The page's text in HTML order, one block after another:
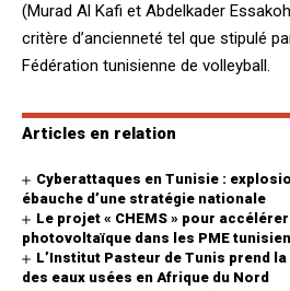
(Murad Al Kafi et Abdelkader
critère d’ancienneté tel que stipulé
Fédération tunisienne de volleyball.
Articles en relation
Cyberattaques en Tunisie :
ébauche d’une stratégie nationale
Le projet « CHEMS » pour
photovoltaïque dans les PME
L’Institut Pasteur de Tunis prend
des eaux usées en Afrique du Nord